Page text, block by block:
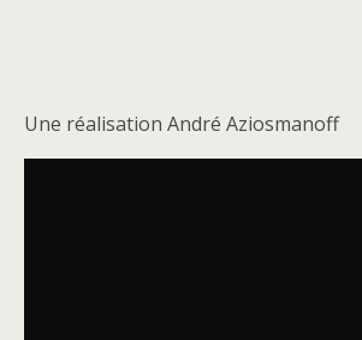
Une réalisation André Aziosmanoff